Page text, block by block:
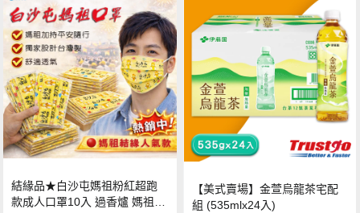
結緣品★白沙屯媽祖粉紅超跑
款成人口罩10入 過香爐 媽祖加
【美式賣場】金萱烏龍茶宅配
組 (535mlx24入)